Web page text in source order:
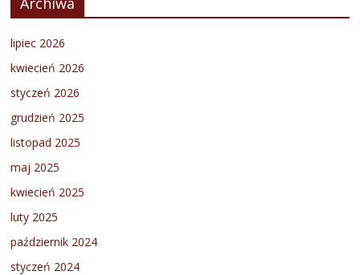
lipiec 2026
kwiecień 2026
styczeń 2026
grudzień 2025
listopad 2025
maj 2025
kwiecień 2025
luty 2025
październik 2024
styczeń 2024